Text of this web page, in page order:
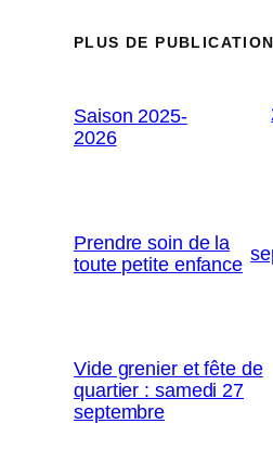
PLUS DE
Saison 2025-
2026
Prendre soin de la
toute petite enfance
Vide grenier et fête de
quartier : samedi 27
septembre